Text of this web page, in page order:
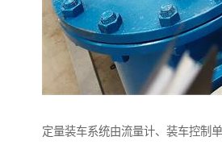
定量装车系统由流量计、装车控制